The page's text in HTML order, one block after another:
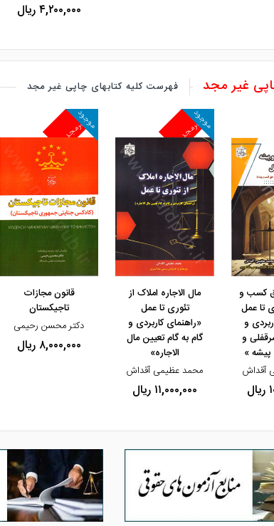
۴,۲۰۰,۰۰۰ ریال
غیر مجد فهرست کلیه کتابهای چاپی غیر مجد
مشاهده و خرید
کسب و
تا عمل
و
و
»
آقداش
غیرمجد
موجود
مشاهده و خرید
مال الاجاره املاک از
تئوری تا عمل
«راهنمای کاربردی و
گام به گام تعیین مال
الاجاره»
محمد عظیمی آقداش
۱۱,۰۰۰,۰۰۰ ریال
غیرمجد
موجود
قانون مجازات
تاجیکستان
دکتر محسن رحیمی
۸,۰۰۰,۰۰۰ ریال